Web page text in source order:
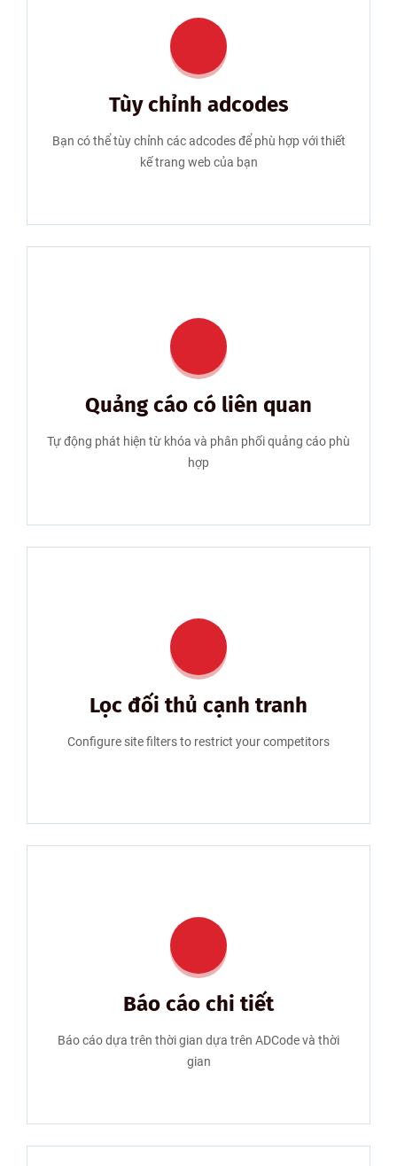
Tùy chỉnh adcodes
Bạn có thể tùy chỉnh các adcodes để phù hợp với thiết
kế trang web của bạn
Quảng cáo có liên quan
Tự động phát hiện từ khóa và phân phối quảng cáo phù
hợp
Lọc đối thủ cạnh tranh
Configure site filters to restrict your competitors
Báo cáo chi tiết
Báo cáo dựa trên thời gian dựa trên ADCode và thời
gian